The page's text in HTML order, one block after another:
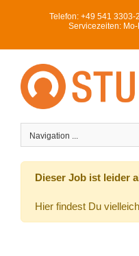
Telefon: +49 541 3303-
Servicezeiten:
Navigation ...
Dieser Job ist leider
Hier findest Du